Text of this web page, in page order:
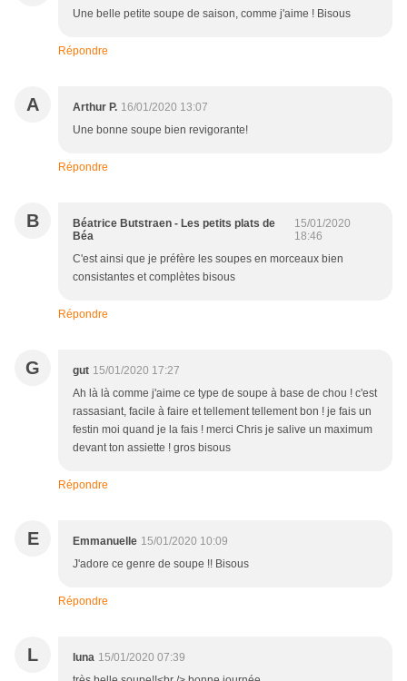
Une belle petite soupe de saison, comme j'aime ! Bisous
Répondre
A Arthur P. 16/01/2020 13:07
Une bonne soupe bien revigorante!
Répondre
B
Béatrice Butstraen - Les petits plats de
Béa
15/01/2020
18:46
C'est ainsi que je préfère les soupes en morceaux bien
consistantes et complètes bisous
Répondre
G gut 15/01/2020 17:27
Ah là là comme j'aime ce type de soupe à base de chou ! c'est
rassasiant, facile à faire et tellement tellement bon ! je fais un
festin moi quand je la fais ! merci Chris je salive un maximum
devant ton assiette ! gros bisous
Répondre
E Emmanuelle 15/01/2020 10:09
J'adore ce genre de soupe !! Bisous
Répondre
L luna 15/01/2020 07:39